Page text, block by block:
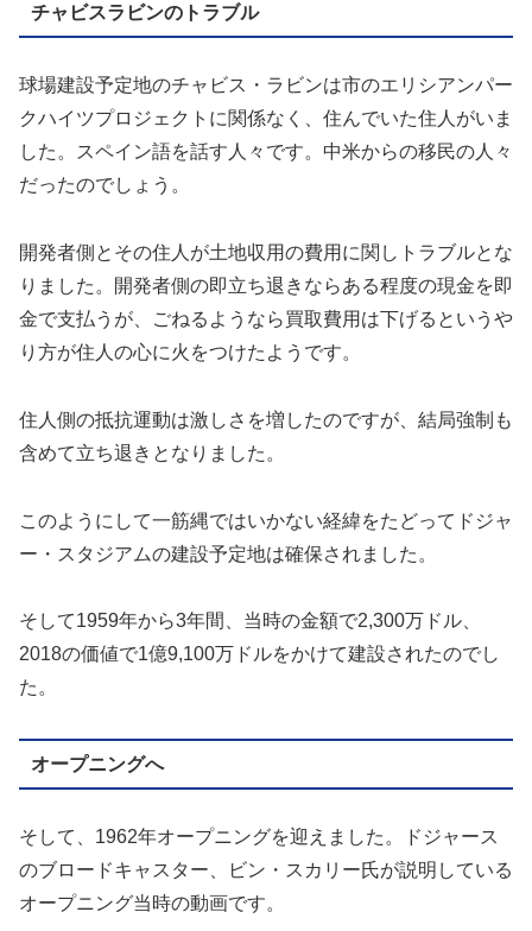
チャビスラビンのトラブル
球場建設予定地のチャビス・ラビンは市のエリシアンパー
クハイツプロジェクトに関係なく、住んでいた住人がいま
した。スペイン語を話す人々です。中米からの移民の人々
だったのでしょう。
開発者側とその住人が土地収用の費用に関しトラブルとな
りました。開発者側の即立ち退きならある程度の現金を即
金で支払うが、ごねるようなら買取費用は下げるというや
り方が住人の心に火をつけたようです。
住人側の抵抗運動は激しさを増したのですが、結局強制も
含めて立ち退きとなりました。
このようにして一筋縄ではいかない経緯をたどってドジャ
ー・スタジアムの建設予定地は確保されました。
そして1959年から3年間、当時の金額で2,300万ドル、
2018の価値で1億9,100万ドルをかけて建設されたのでし
た。
オープニングへ
そして、1962年オープニングを迎えました。ドジャース
のブロードキャスター、ビン・スカリー氏が説明している
オープニング当時の動画です。